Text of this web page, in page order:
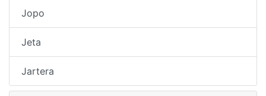
Jopo
Jeta
Jartera